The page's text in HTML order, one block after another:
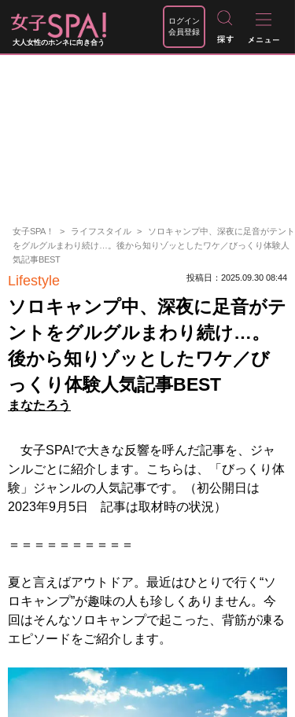
大人女性のホンネに向き合う
ログイン
会員登録
女子SPA！ ライフスタイル
ソロキャンプ中、深夜に足音がテント
をグルグルまわり続け…。後から知りゾッとしたワケ／びっくり体験人
気記事BEST
Lifestyle 投稿日：2025.09.30 08:44
ソロキャンプ中、深夜に足音がテ
ントをグルグルまわり続け…。
後から知りゾッとしたワケ／び
っくり体験人気記事BEST
まなたろう
女子SPA!で大きな反響を呼んだ記事を、ジャ
ンルごとに紹介します。こちらは、「びっくり体
験」ジャンルの人気記事です。（初公開日は
2023年9月5日 記事は取材時の状況）
＝＝＝＝＝＝＝＝＝＝
夏と言えばアウトドア。最近はひとりで行く“ソ
ロキャンプ”が趣味の人も珍しくありません。今
回はそんなソロキャンプで起こった、背筋が凍る
エピソードをご紹介します。